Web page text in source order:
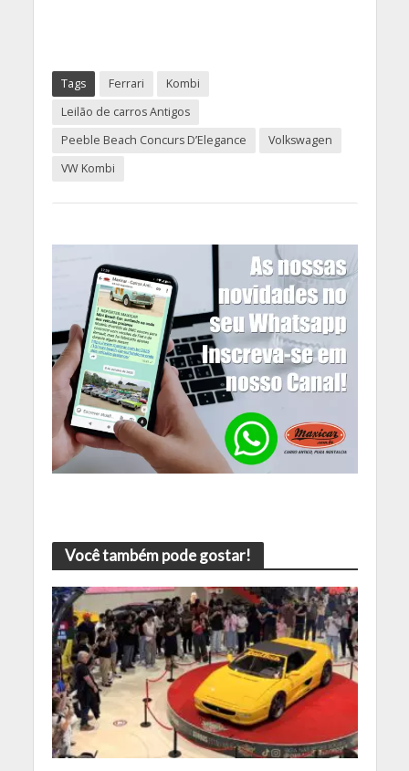
Tags Ferrari
Kombi
Leilão de carros Antigos
Peeble Beach Concurs D’Elegance
Volkswagen
VW Kombi
Você também pode gostar!